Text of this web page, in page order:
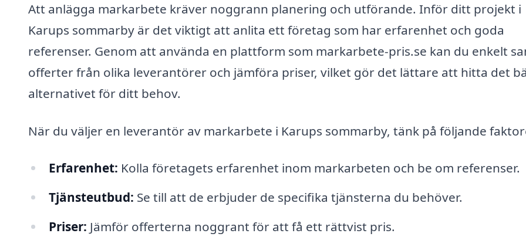
Att anlägga markarbete kräver noggrann planering och utförande. Inför ditt projekt i
Karups sommarby är det viktigt att anlita ett företag som har erfarenhet och goda
referenser. Genom att använda en plattform som markarbete-pris.se kan du enkelt
offerter från olika leverantörer och jämföra priser, vilket gör det lättare att hitta det
alternativet för ditt behov.
När du väljer en leverantör av markarbete i Karups sommarby, tänk på följande
Erfarenhet: Kolla företagets erfarenhet inom markarbeten och be om referenser.
Tjänsteutbud: Se till att de erbjuder de specifika tjänsterna du behöver.
Priser: Jämför offerterna noggrant för att få ett rättvist pris.